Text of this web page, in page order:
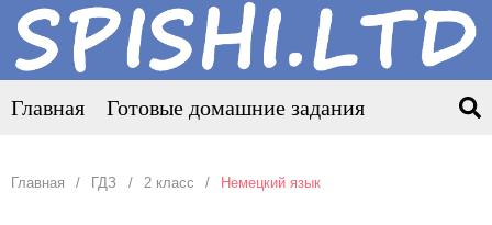
Главная Готовые домашние задания
Главная ГДЗ 2 класс Немецкий язык